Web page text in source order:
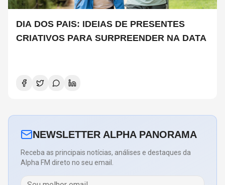
DIA DOS PAIS: IDEIAS DE PRESENTES
CRIATIVOS PARA SURPREENDER NA DATA
NEWSLETTER ALPHA PANORAMA
Receba as principais notícias, análises e destaques da
Alpha FM direto no seu email.